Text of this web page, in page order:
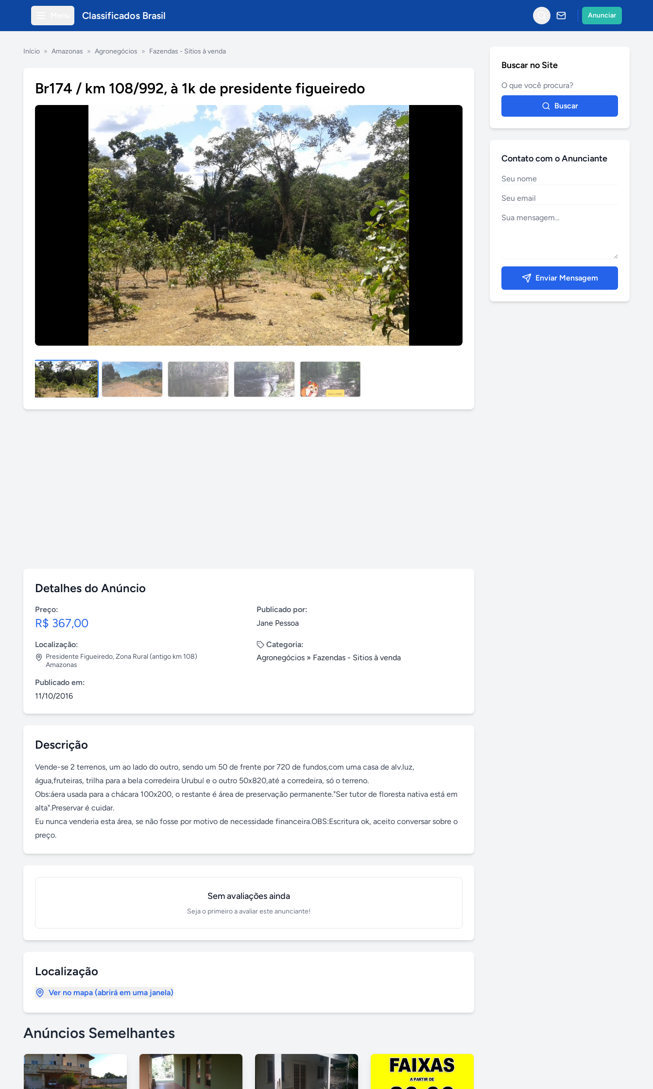
Classificados Brasil Anunciar
Início » Amazonas » Agronegócios » Fazendas - Sitios à venda
Br174 / km 108/992, à 1k de presidente figueiredo
Detalhes do Anúncio
Preço:
R$ 367,00
Publicado por:
Jane Pessoa
Localização:
Presidente Figueiredo,Zona Rural (antigo km 108)
Amazonas
Categoria:
Agronegócios » Fazendas - Sitios à venda
Publicado em:
11/10/2016
Descrição
Vende-se 2 terrenos, um ao lado do outro, sendo um 50 de frente por 720 de fundos,com uma casa de alv.luz,
água,fruteiras, trilha para a bela corredeira Urubuí e o outro 50x820,até a corredeira, só o terreno.
Obs:áera usada para a chácara 100x200, o restante é área de preservação permanente."Ser tutor de floresta nativa está em
alta".Preservar é cuidar.
Eu nunca venderia esta área, se não fosse por motivo de necessidade financeira.OBS:Escritura ok, aceito conversar sobre o
preço.
Sem avaliações ainda
Seja o primeiro a avaliar este anunciante!
Localização
Ver no mapa (abrirá em uma janela)
Anúncios Semelhantes
Buscar no Site
Buscar
Contato com o Anunciante
Enviar Mensagem